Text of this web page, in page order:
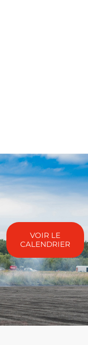
VOIR LE
CALENDRIER